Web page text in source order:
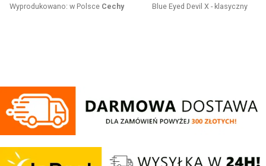
Wyprodukowano: w Polsce Cechy
dzianiny, zwieńczony unikalnymi
metkami, sygnowanymi logo
brandu.
Blue Eyed Devil X - klasyczny
dołu bluzy - żebrowany kołnierz -
ściągacze rękawów dodatkowo
posiadają otwory na kciuk - od
silikonowa kwadratowa naszywka